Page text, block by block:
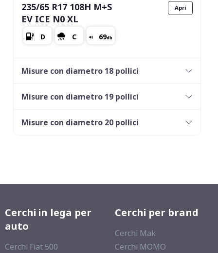
235/65 R17 108H M+S
EV ICE N0 XL
Misure con diametro 18 pollici
Misure con diametro 19 pollici
Misure con diametro 20 pollici
Cerchi in lega per
auto
Cerchi Fiat 500
Cerchi per brand
Cerchi Mak
Cerchi MOMO